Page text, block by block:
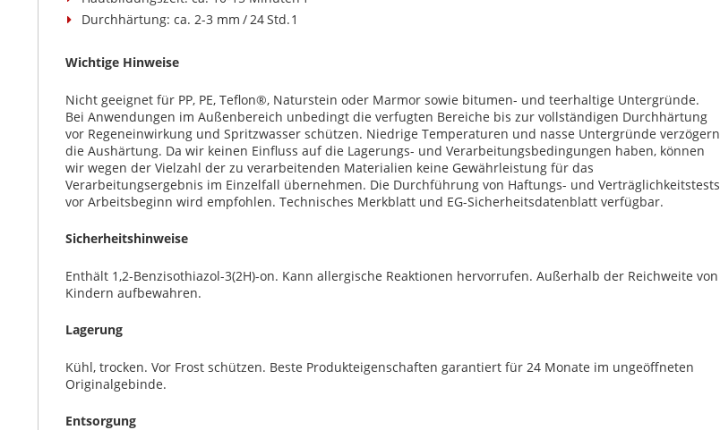
Durchhärtung: ca. 2-3 mm / 24 Std. 1
Wichtige Hinweise
Nicht geeignet für PP, PE, Teflon®, Naturstein oder Marmor sowie bitumen- und teerhaltige Untergründe.
Bei Anwendungen im Außenbereich unbedingt die verfugten Bereiche bis zur vollständigen Durchhärtung
vor Regeneinwirkung und Spritzwasser schützen. Niedrige Temperaturen und nasse Untergründe verzögern
die Aushärtung. Da wir keinen Einfluss auf die Lagerungs- und Verarbeitungsbedingungen haben, können
wir wegen der Vielzahl der zu verarbeitenden Materialien keine Gewährleistung für das
Verarbeitungsergebnis im Einzelfall übernehmen. Die Durchführung von Haftungs- und Verträglichkeitstests
vor Arbeitsbeginn wird empfohlen. Technisches Merkblatt und EG-Sicherheits­datenblatt verfügbar.
Sicherheitshinweise
Enthält 1,2-Benzisothiazol-3(2H)-on. Kann allergische Reaktionen hervorrufen. Außerhalb der Reichweite von
Kindern aufbewahren.
Lagerung
Kühl, trocken. Vor Frost schützen. Beste Produkteigenschaften garantiert für 24 Monate im ungeöffneten
Originalgebinde.
Entsorgung